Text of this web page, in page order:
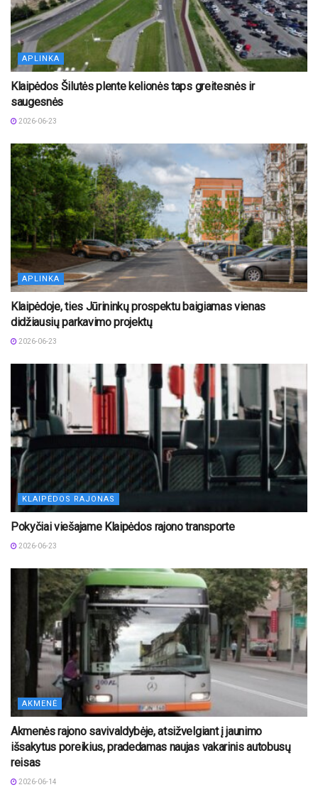
APLINKA
Klaipėdos Šilutės plente kelionės taps greitesnės ir
saugesnės
2026-06-23
APLINKA
Klaipėdoje, ties Jūrininkų prospektu baigiamas vienas
didžiausių parkavimo projektų
2026-06-23
KLAIPĖDOS RAJONAS
Pokyčiai viešajame Klaipėdos rajono transporte
2026-06-23
AKMENĖ
Akmenės rajono savivaldybėje, atsižvelgiant į jaunimo
išsakytus poreikius, pradedamas naujas vakarinis autobusų
reisas
2026-06-14